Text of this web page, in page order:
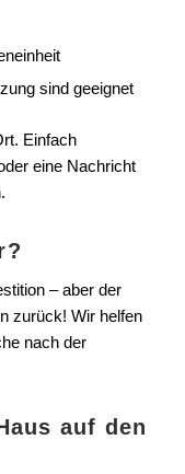
sind geeignet
Einfach
eine Nachricht
– aber der
zurück! Wir helfen
nach der
auf den